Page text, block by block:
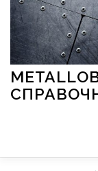
Перейти к